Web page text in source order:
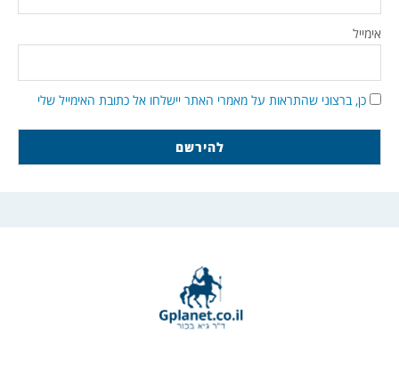
אימייל
כן, ברצוני שהתראות על מאמרי האתר יישלחו אל כתובת האימייל שלי